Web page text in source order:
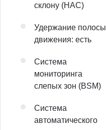
склону (HAC)
Удержание полосы
движения: есть
Система
мониторинга
слепых зон (BSM)
Система
автоматического